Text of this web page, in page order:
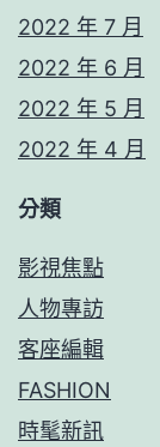
2022 年 7 月
2022 年 6 月
2022 年 5 月
2022 年 4 月
分類
影視焦點
人物專訪
客座編輯
FASHION
時髦新訊